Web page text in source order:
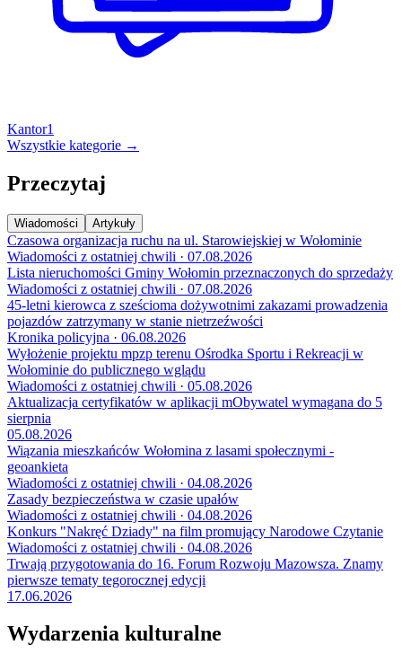
Kantor1
Wszystkie kategorie →
Przeczytaj
Wiadomości Artykuły
Czasowa organizacja ruchu na ul. Starowiejskiej w Wołominie
Wiadomości z ostatniej chwili · 07.08.2026
Lista nieruchomości Gminy Wołomin przeznaczonych do sprzedaży
Wiadomości z ostatniej chwili · 07.08.2026
45-letni kierowca z sześcioma dożywotnimi zakazami prowadzenia
pojazdów zatrzymany w stanie nietrzeźwości
Kronika policyjna · 06.08.2026
Wyłożenie projektu mpzp terenu Ośrodka Sportu i Rekreacji w
Wołominie do publicznego wglądu
Wiadomości z ostatniej chwili · 05.08.2026
Aktualizacja certyfikatów w aplikacji mObywatel wymagana do 5
sierpnia
05.08.2026
Wiązania mieszkańców Wołomina z lasami społecznymi -
geoankieta
Wiadomości z ostatniej chwili · 04.08.2026
Zasady bezpieczeństwa w czasie upałów
Wiadomości z ostatniej chwili · 04.08.2026
Konkurs "Nakręć Dziady" na film promujący Narodowe Czytanie
Wiadomości z ostatniej chwili · 04.08.2026
Trwają przygotowania do 16. Forum Rozwoju Mazowsza. Znamy
pierwsze tematy tegorocznej edycji
17.06.2026
Wydarzenia kulturalne